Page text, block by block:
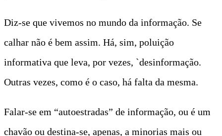
Diz-se que vivemos no mundo da informação. Se
calhar não é bem assim. Há, sim, poluição
informativa que leva, por vezes, `desinformação.
Outras vezes, como é o caso, há falta da mesma.
Falar-se em “autoestradas” de informação, ou é um
chavão ou destina-se, apenas, a minorias mais ou